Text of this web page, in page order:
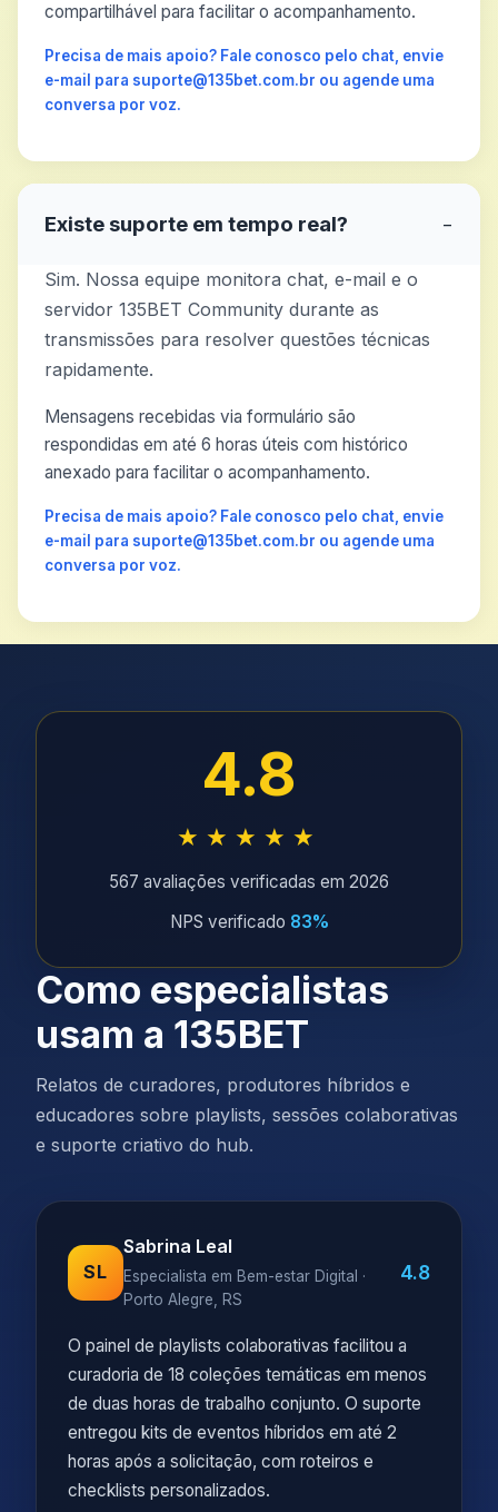
compartilhável para facilitar o acompanhamento.
Precisa de mais apoio? Fale conosco pelo chat, envie
e-mail para suporte@135bet.com.br ou agende uma
conversa por voz.
Existe suporte em tempo real? −
Sim. Nossa equipe monitora chat, e-mail e o
servidor 135BET Community durante as
transmissões para resolver questões técnicas
rapidamente.
Mensagens recebidas via formulário são
respondidas em até 6 horas úteis com histórico
anexado para facilitar o acompanhamento.
Precisa de mais apoio? Fale conosco pelo chat, envie
e-mail para suporte@135bet.com.br ou agende uma
conversa por voz.
4.8
★★★★★
567 avaliações verificadas em 2026
NPS verificado 83%
Como especialistas
usam a 135BET
Relatos de curadores, produtores híbridos e
educadores sobre playlists, sessões colaborativas
e suporte criativo do hub.
SL
Sabrina Leal
Especialista em Bem-estar Digital ·
Porto Alegre, RS
4.8
O painel de playlists colaborativas facilitou a
curadoria de 18 coleções temáticas em menos
de duas horas de trabalho conjunto. O suporte
entregou kits de eventos híbridos em até 2
horas após a solicitação, com roteiros e
checklists personalizados.